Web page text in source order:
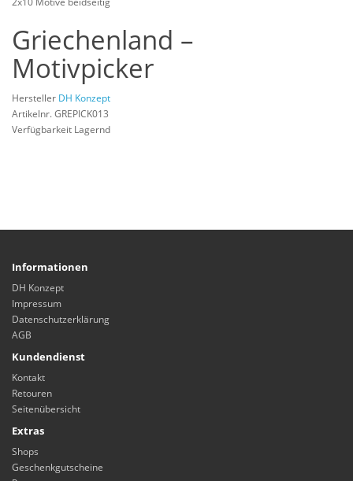
Griechenland –
Motivpicker
Hersteller DH Konzept
Artikelnr. GREPICK013
Verfügbarkeit Lagernd
Informationen
DH Konzept
Impressum
Datenschutzerklärung
AGB
Kundendienst
Kontakt
Retouren
Seitenübersicht
Extras
Shops
Geschenkgutscheine